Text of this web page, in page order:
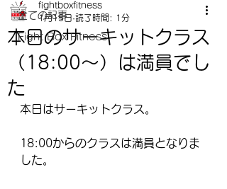
全ての記事
Fight Box Fitness
本日のサーキットクラス
（18:00〜）は満員でし
た
fightboxfitness
1月15日 読了時間: 1分
本日はサーキットクラス。
18:00からのクラスは満員となりま
した。